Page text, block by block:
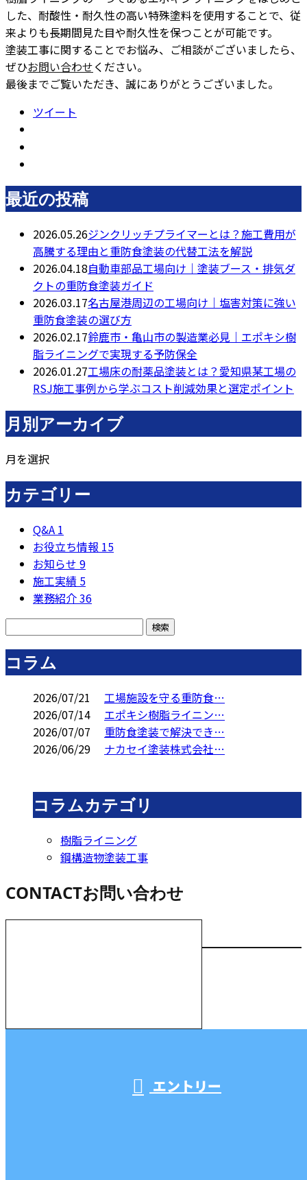
した、耐酸性・耐久性の高い特殊塗料を使用することで、従
来よりも長期間見た目や耐久性を保つことが可能です。
塗装工事に関することでお悩み、ご相談がございましたら、
ぜひお問い合わせください。
最後までご覧いただき、誠にありがとうございました。
ツイート
最近の投稿
2026.05.26ジンクリッチプライマーとは？施工費用が
高騰する理由と重防食塗装の代替工法を解説
2026.04.18自動車部品工場向け｜塗装ブース・排気ダ
クトの重防食塗装ガイド
2026.03.17名古屋港周辺の工場向け｜塩害対策に強い
重防食塗装の選び方
2026.02.17鈴鹿市・亀山市の製造業必見｜エポキシ樹
脂ライニングで実現する予防保全
2026.01.27工場床の耐薬品塗装とは？愛知県某工場の
RSJ施工事例から学ぶコスト削減効果と選定ポイント
月別アーカイブ
月を選択
カテゴリー
Q&A 1
お役立ち情報 15
お知らせ 9
施工実績 5
業務紹介36
コラム
2026/07/21
工場施設を守る重防食…
2026/07/14
エポキシ樹脂ライニン…
2026/07/07
重防食塗装で解決でき…
2026/06/29
ナカセイ塗装株式会社…
コラムカテゴリ
樹脂ライニング
鋼構造物塗装工事
CONTACTお問い合わせ
エントリー